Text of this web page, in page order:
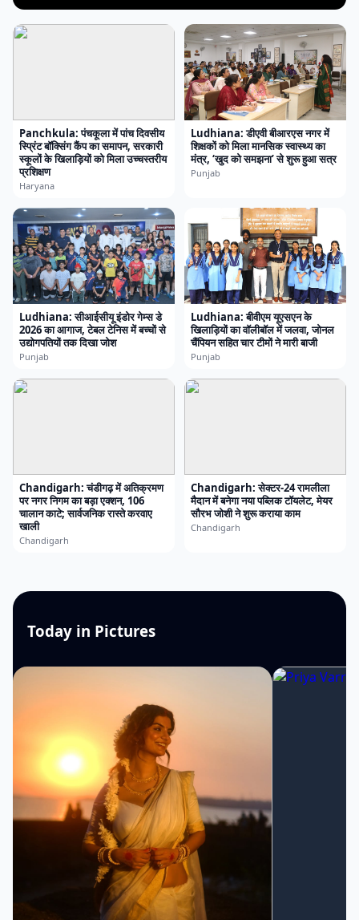
Panchkula: पंचकूला में पांच दिवसीय
स्प्रिंट बॉक्सिंग कैंप का समापन, सरकारी
स्कूलों के खिलाड़ियों को मिला उच्चस्तरीय
प्रशिक्षण
Haryana
Ludhiana: डीएवी बीआरएस नगर में
शिक्षकों को मिला मानसिक स्वास्थ्य का
मंत्र, ‘खुद को समझना’ से शुरू हुआ सत्र
Punjab
Ludhiana: सीआईसीयू इंडोर गेम्स डे
2026 का आगाज, टेबल टेनिस में बच्चों से
उद्योगपतियों तक दिखा जोश
Punjab
Ludhiana: बीवीएम यूएसएन के
खिलाड़ियों का वॉलीबॉल में जलवा, जोनल
चैंपियन सहित चार टीमों ने मारी बाजी
Punjab
Chandigarh: चंडीगढ़ में अतिक्रमण
पर नगर निगम का बड़ा एक्शन, 106
चालान काटे; सार्वजनिक रास्ते करवाए
खाली
Chandigarh
Chandigarh: सेक्टर-24 रामलीला
मैदान में बनेगा नया पब्लिक टॉयलेट, मेयर
सौरभ जोशी ने शुरू कराया काम
Chandigarh
Today in Pictures